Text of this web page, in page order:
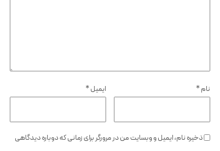
نام* ایمیل*
ذخیره نام، ایمیل و وبسایت من در مرورگر برای زمانی که دوباره دیدگاهی